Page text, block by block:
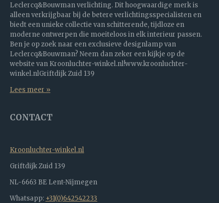
Leclercq&Bouwman verlichting. Dit hoogwaardige merk is
alleen verkrijgbaar bij de betere verlichtingsspecialisten en
biedt een unieke collectie van schitterende, tijdloze en
moderne ontwerpen die moeiteloos in elk interieur passen.
Ben je op zoek naar een exclusieve designlamp van
Leclercq&Bouwman? Neem dan zeker een kijkje op de
website van Kroonluchter-winkel.nl!www.kroonluchter-
winkel.nlGriftdijk Zuid 139
Lees meer »
CONTACT
Kroonluchter-winkel.nl
Griftdijk Zuid 139
NL-6663 BE Lent-Nijmegen
Whatsapp: +31(0)642542233